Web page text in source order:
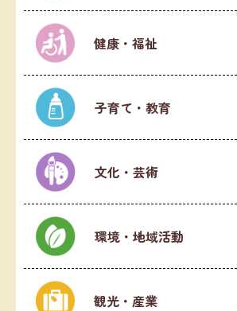
健康・福祉
子育て・教育
文化・芸術
環境・地域活動
観光・産業